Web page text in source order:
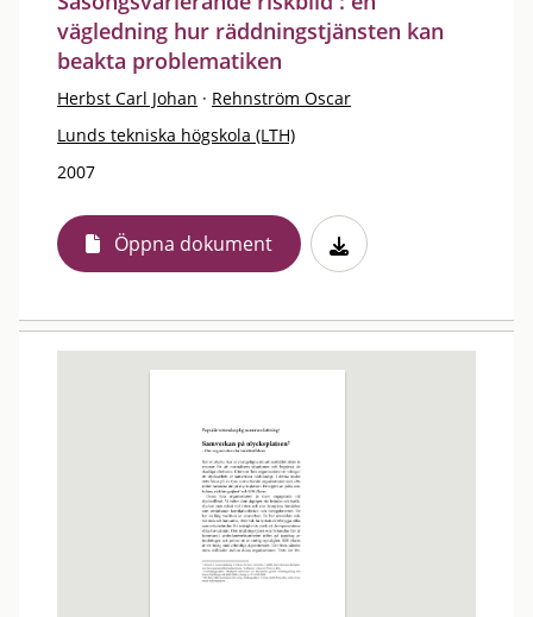
vägledning hur räddningstjänsten kan
beakta problematiken
Herbst Carl Johan · Rehnström Oscar
Lunds tekniska högskola (LTH)
2007
Öppna dokument